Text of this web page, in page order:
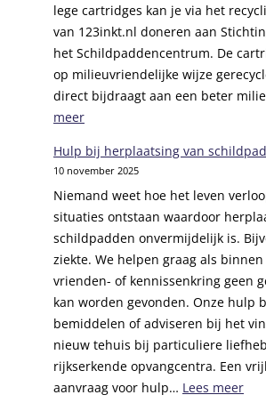
lege cartridges kan je via het
van 123inkt.nl doneren aan
het Schildpaddencentrum. De
op milieuvriendelijke wijze
direct bijdraagt aan een beter
meer:
e
v
e
r
l
e
g
e
c
a
r
t
Hulp bij herplaatsing van
10 november 2025
Niemand weet hoe het leven
situaties ontstaan waardoor
schildpadden onvermijdelijk is.
ziekte. We helpen graag als
vrienden- of kennissenkring geen
kan worden gevonden. Onze hulp
bemiddelen of adviseren bij het
nieuw tehuis bij particuliere
rijkserkende opvangcentra. Een
aanvraag voor hulp… Lees meer: